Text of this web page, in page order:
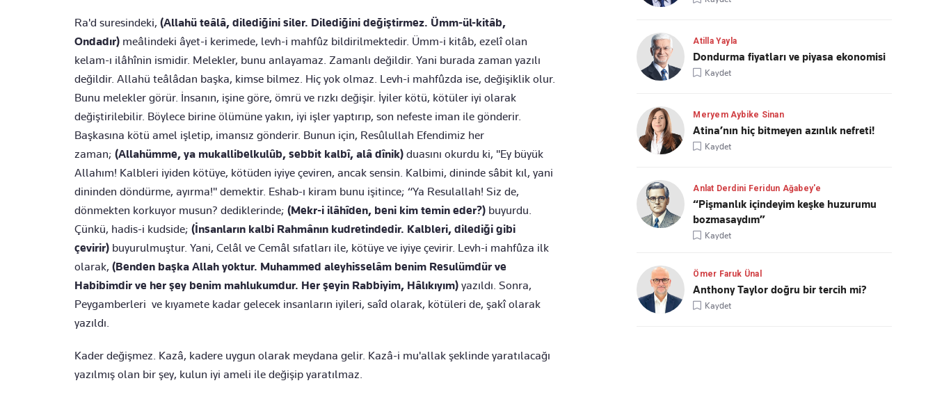
Ra'd suresindeki, (Allahü teâlâ, dilediğini siler. Dilediğini değiştirmez. Ümm-ül-kitâb,
Ondadır) meâlindeki âyet-i kerimede, levh-i mahfûz bildirilmektedir. Ümm-i kitâb, ezelî olan
kelam-ı ilâhînin ismidir. Melekler, bunu anlayamaz. Zamanlı değildir. Yani burada zaman yazılı
değildir. Allahü teâlâdan başka, kimse bilmez. Hiç yok olmaz. Levh-i mahfûzda ise, değişiklik olur.
Bunu melekler görür. İnsanın, işine göre, ömrü ve rızkı değişir. İyiler kötü, kötüler iyi olarak
değiştirilebilir. Böylece birine ölümüne yakın, iyi işler yaptırıp, son nefeste iman ile gönderir.
Başkasına kötü amel işletip, imansız gönderir. Bunun için, Resûlullah Efendimiz her
zaman; (Allahümme, ya mukallibelkulûb, sebbit kalbî, alâ dînik) duasını okurdu ki, ''Ey büyük
Allahım! Kalbleri iyiden kötüye, kötüden iyiye çeviren, ancak sensin. Kalbimi, dininde sâbit kıl, yani
dininden döndürme, ayırma!'' demektir. Eshab-ı kiram bunu işitince; “Ya Resulallah! Siz de,
dönmekten korkuyor musun? dediklerinde; (Mekr-i ilâhîden, beni kim temin eder?) buyurdu.
Çünkü, hadis-i kudside; (İnsanların kalbi Rahmânın kudretindedir. Kalbleri, dilediği gibi
çevirir) buyurulmuştur. Yani, Celâl ve Cemâl sıfatları ile, kötüye ve iyiye çevirir. Levh-i mahfûza ilk
olarak, (Benden başka Allah yoktur. Muhammed aleyhisselâm benim Resulümdür ve
Habibimdir ve her şey benim mahlukumdur. Her şeyin Rabbiyim, Hâlıkıyım) yazıldı. Sonra,
Peygamberleri ve kıyamete kadar gelecek insanların iyileri, saîd olarak, kötüleri de, şakî olarak
yazıldı.
Kader değişmez. Kazâ, kadere uygun olarak meydana gelir. Kazâ-i mu'allak şeklinde yaratılacağı
yazılmış olan bir şey, kulun iyi ameli ile değişip yaratılmaz.
Atilla Yayla
Dondurma fiyatları ve piyasa ekonomisi
Kaydet
Meryem Aybike Sinan
Atina’nın hiç bitmeyen azınlık nefreti!
Kaydet
Anlat Derdini Feridun Ağabey'e
“Pişmanlık içindeyim keşke huzurumu
bozmasaydım”
Kaydet
Ömer Faruk Ünal
Anthony Taylor doğru bir tercih mi?
Kaydet